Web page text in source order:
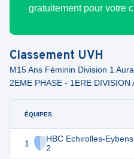
gratuitement pour votre
Classement UVH
M15 Ans Féminin Division 1
2EME PHASE - 1ERE DIVISION
ÉQUIPES
1
HBC Echirolles-Eybens
2
30 10